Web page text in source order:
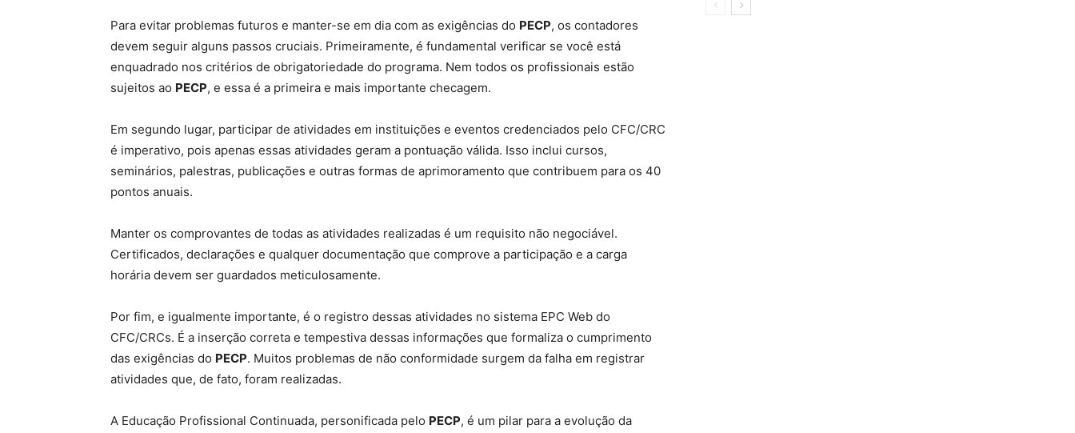
Para evitar problemas futuros e manter-se em dia com as exigências do PECP, os contadores
devem seguir alguns passos cruciais. Primeiramente, é fundamental verificar se você está
enquadrado nos critérios de obrigatoriedade do programa. Nem todos os profissionais estão
sujeitos ao PECP, e essa é a primeira e mais importante checagem.
Em segundo lugar, participar de atividades em instituições e eventos credenciados pelo CFC/CRC
é imperativo, pois apenas essas atividades geram a pontuação válida. Isso inclui cursos,
seminários, palestras, publicações e outras formas de aprimoramento que contribuem para os 40
pontos anuais.
Manter os comprovantes de todas as atividades realizadas é um requisito não negociável.
Certificados, declarações e qualquer documentação que comprove a participação e a carga
horária devem ser guardados meticulosamente.
Por fim, e igualmente importante, é o registro dessas atividades no sistema EPC Web do
CFC/CRCs. É a inserção correta e tempestiva dessas informações que formaliza o cumprimento
das exigências do PECP. Muitos problemas de não conformidade surgem da falha em registrar
atividades que, de fato, foram realizadas.
A Educação Profissional Continuada, personificada pelo PECP, é um pilar para a evolução da